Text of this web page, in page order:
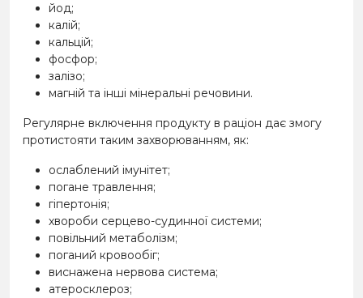
йод;
калій;
кальцій;
фосфор;
залізо;
магній та інші мінеральні речовини.
Регулярне включення продукту в раціон дає змогу
протистояти таким захворюванням, як:
ослаблений імунітет;
погане травлення;
гіпертонія;
хвороби серцево-судинної системи;
повільний метаболізм;
поганий кровообіг;
виснажена нервова система;
атеросклероз;